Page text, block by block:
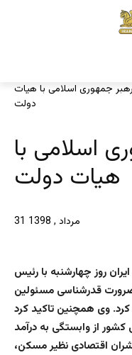
جمهوری اسلامی با هیات
دولت
اسلامی با
هیات دولت
31 مرداد , 1398
روز چهارشنبه با رئیس
قدرشناسی مسئولین
وی همچنین تاکید کرد
کشور از وابستگی به درآمد
اقتصادی نظیر مسکن،